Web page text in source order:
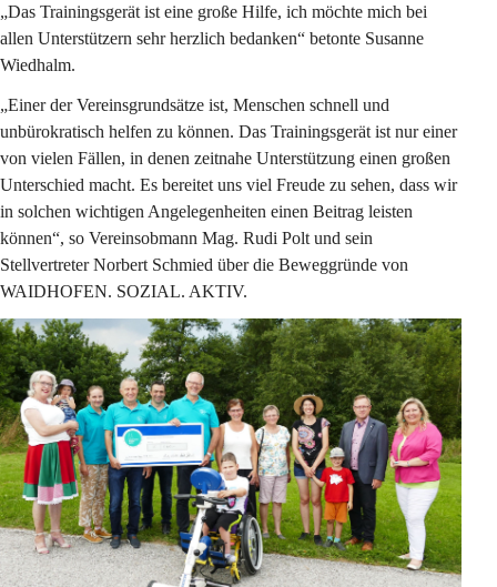
„Das Trainingsgerät ist eine große Hilfe, ich möchte mich bei
allen Unterstützern sehr herzlich bedanken“ betonte Susanne
Wiedhalm.
„Einer der Vereinsgrundsätze ist, Menschen schnell und
unbürokratisch helfen zu können. Das Trainingsgerät ist nur einer
von vielen Fällen, in denen zeitnahe Unterstützung einen großen
Unterschied macht. Es bereitet uns viel Freude zu sehen, dass wir
in solchen wichtigen Angelegenheiten einen Beitrag leisten
können“, so Vereinsobmann Mag. Rudi Polt und sein
Stellvertreter Norbert Schmied über die Beweggründe von
WAIDHOFEN. SOZIAL. AKTIV.